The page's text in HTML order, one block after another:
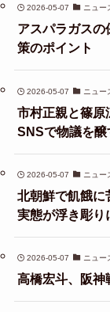
2026-05-07 ニュー
アスパラガス
策のポイント
2026-05-07 ニュー
市村正親と篠
SNSで物議を醸
2026-05-07 ニュー
北朝鮮で飢餓に
実態が浮き彫り
2026-05-07 ニュー
高橋宏斗、阪神